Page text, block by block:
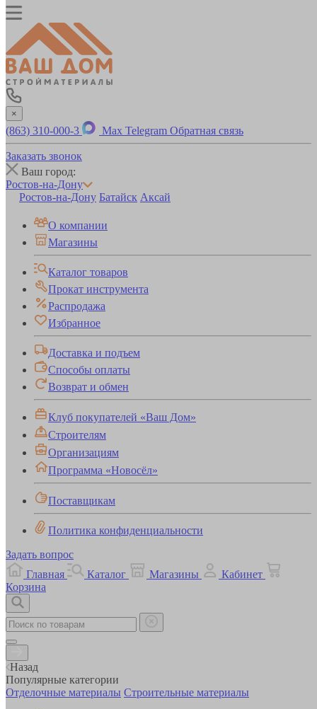
×
(863) 310-000-3 Max Telegram Обратная связь
Заказать звонок
Ваш город:
Ростов-на-Дону
Ростов-на-Дону Батайск Аксай
О компании
Магазины
Каталог товаров
Прокат инструмента
Распродажа
Избранное
Доставка и подъем
Способы оплаты
Возврат и обмен
Клуб покупателей «Ваш Дом»
Строителям
Организациям
Программа «Новосёл»
Поставщикам
Политика конфиденциальности
Задать вопрос
Главная
Каталог Магазины
Кабинет
Корзина
Назад
Популярные категории
Отделочные материалы Строительные материалы